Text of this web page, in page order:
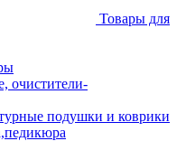
Товары для
очистители-
подушки и коврики